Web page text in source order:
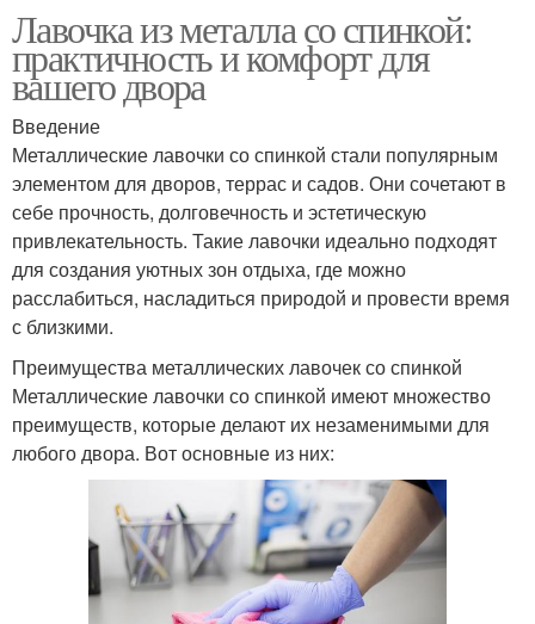
Лавочка из металла со спинкой:
практичность и комфорт для
вашего двора
Введение
Металлические лавочки со спинкой стали популярным
элементом для дворов, террас и садов. Они сочетают в
себе прочность, долговечность и эстетическую
привлекательность. Такие лавочки идеально подходят
для создания уютных зон отдыха, где можно
расслабиться, насладиться природой и провести время
с близкими.
Преимущества металлических лавочек со спинкой
Металлические лавочки со спинкой имеют множество
преимуществ, которые делают их незаменимыми для
любого двора. Вот основные из них: